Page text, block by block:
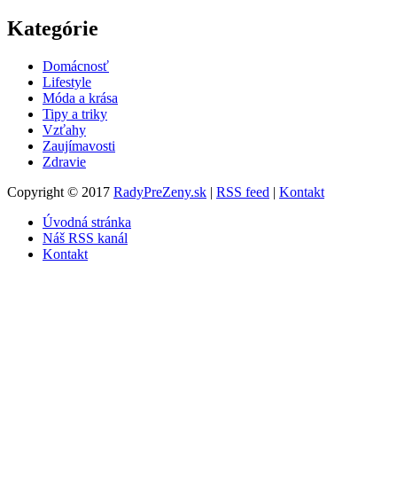
Kategórie
Domácnosť
Lifestyle
Móda a krása
Tipy a triky
Vzťahy
Zaujímavosti
Zdravie
Copyright © 2017 RadyPreZeny.sk | RSS feed | Kontakt
Úvodná stránka
Náš RSS kanál
Kontakt